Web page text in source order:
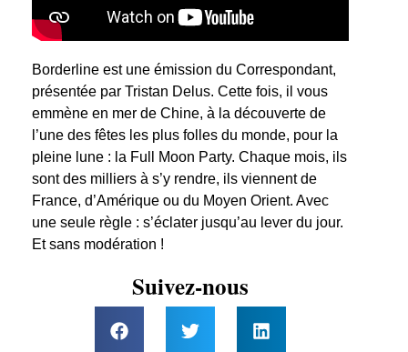
Borderline est une émission du Correspondant,
présentée par Tristan Delus. Cette fois, il vous
emmène en mer de Chine, à la découverte de
l’une des fêtes les plus folles du monde, pour la
pleine lune : la Full Moon Party. Chaque mois, ils
sont des milliers à s’y rendre, ils viennent de
France, d’Amérique ou du Moyen Orient. Avec
une seule règle : s’éclater jusqu’au lever du jour.
Et sans modération !
Suivez-nous